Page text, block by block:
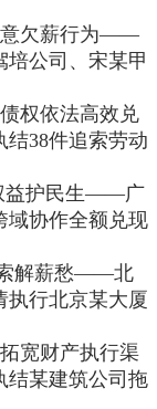
意欠薪行为——
培公司、宋某甲
权依法高效兑
38件追索劳动
益护民生——广
域协作全额兑现
解薪愁——北
执行北京某大厦
拓宽财产执行渠
某建筑公司拖